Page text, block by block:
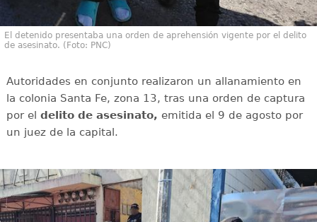
El detenido presentaba una orden de aprehensión vigente por el delito
de asesinato. (Foto: PNC)
Autoridades en conjunto realizaron un allanamiento en
la colonia Santa Fe, zona 13, tras una orden de captura
por el delito de asesinato, emitida el 9 de agosto por
un juez de la capital.